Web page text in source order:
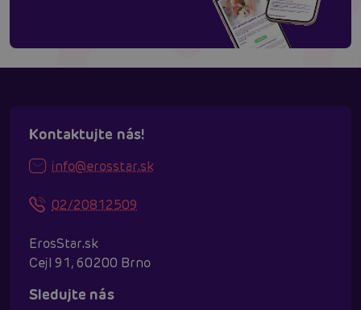
Kontaktujte nás!
info@erosstar.sk
02/20812509
ErosStar.sk
Cejl 91, 60200 Brno
Sledujte nás